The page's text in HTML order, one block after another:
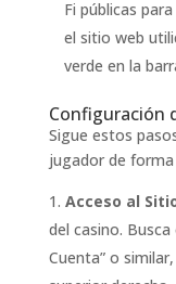
Fi públicas
el sitio web
verde en la
Configuración
Sigue estos
jugador de
Acceso al
del casino. Busca
Cuenta” o